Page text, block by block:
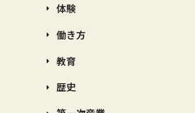
体験
働き方
教育
歴史